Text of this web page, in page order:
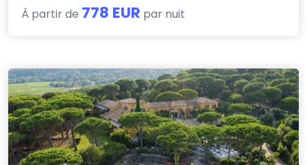
À partir de 778 EUR par nuit